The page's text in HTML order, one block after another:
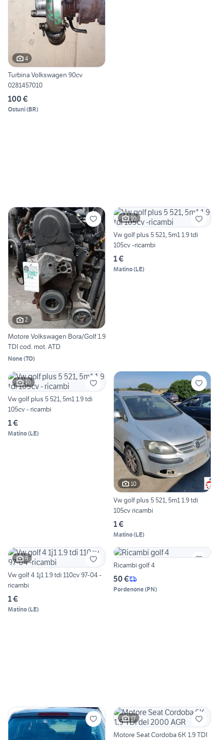
4
Turbina Volkswagen 90cv
0281457010
100 €
Ostuni(BR)
2
Motore Volkswagen Bora/Golf 1.9
TDI cod. mot. ATD
None(TO)
10
Vw golf plus 5 521, 5m1 1.9 tdi
105cv -ricambi
1 €
Matino(LE)
10
Vw golf plus 5 521, 5m1 1.9 tdi
105cv - ricambi
1 €
Matino(LE)
10
Vw golf plus 5 521, 5m1 1.9 tdi
105cv ricambi
1 €
Matino(LE)
9
Vw golf 4 1j1 1.9 tdi 110cv 97-04 -
ricambi
1 €
Matino(LE)
Ricambi golf 4
50 €
Pordenone(PN)
17
Motore Seat Cordoba 6K 1.9 TDI